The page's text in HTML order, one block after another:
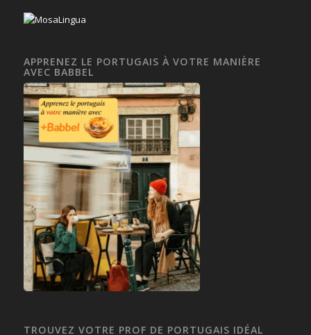
APPRENEZ LE PORTUGAIS À VOTRE MANIÈRE
AVEC BABBEL
TROUVEZ VOTRE PROF DE PORTUGAIS IDÉAL